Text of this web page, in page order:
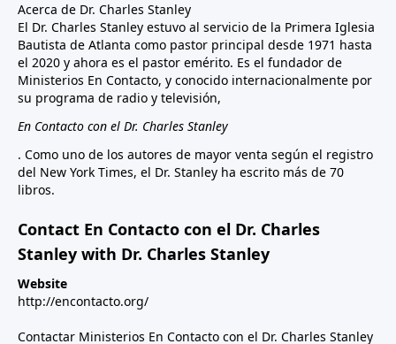
Acerca de Dr. Charles Stanley
El Dr. Charles Stanley estuvo al servicio de la Primera Iglesia
Bautista de Atlanta como pastor principal desde 1971 hasta
el 2020 y ahora es el pastor emérito. Es el fundador de
Ministerios En Contacto, y conocido internacionalmente por
su programa de radio y televisión,
En Contacto con el Dr. Charles Stanley
. Como uno de los autores de mayor venta según el registro
del New York Times, el Dr. Stanley ha escrito más de 70
libros.
Contact En Contacto con el Dr. Charles
Stanley with Dr. Charles Stanley
Website
http://encontacto.org/
Contactar Ministerios En Contacto con el Dr. Charles Stanley